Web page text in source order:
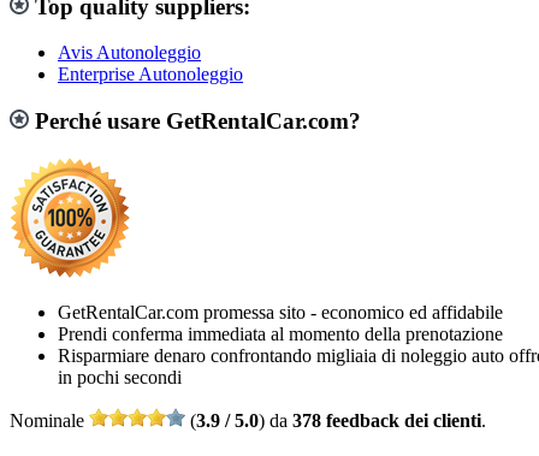
Top quality suppliers:
Avis Autonoleggio
Enterprise Autonoleggio
Perché usare GetRentalCar.com?
GetRentalCar.com promessa sito - economico ed affidabile
Prendi conferma immediata al momento della prenotazione
Risparmiare denaro confrontando migliaia di noleggio auto
in pochi secondi
Nominale (3.9 / 5.0) da 378 feedback dei clienti.